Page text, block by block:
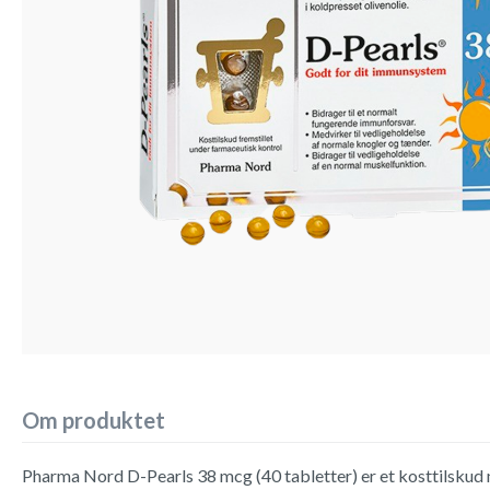
Om produktet
Pharma Nord D-Pearls 38 mcg (40 tabletter) er et kosttilskud